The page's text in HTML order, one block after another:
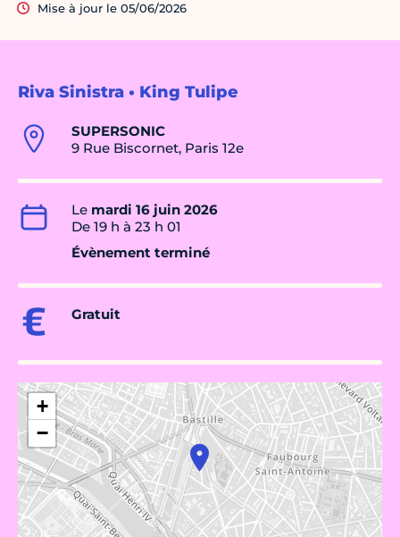
Riva Sinistra • King Tulipe
SUPERSONIC
9 Rue Biscornet, Paris 12e
Le mardi 16 juin 2026
De 19 h à 23 h 01
Évènement terminé
Gratuit
+
−
Mise à jour le 05/06/2026